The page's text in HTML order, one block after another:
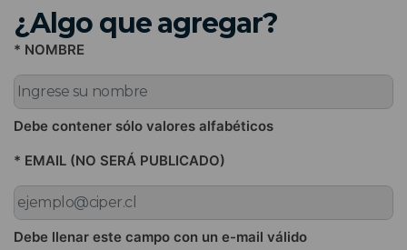
¿Algo que agregar?
* NOMBRE
Debe contener sólo valores alfabéticos
* EMAIL (NO SERÁ PUBLICADO)
Debe llenar este campo con un e-mail válido